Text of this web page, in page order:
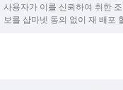
사용자가 이를 신뢰하여 취한
보를 샵마넷 동의 없이 재 배포